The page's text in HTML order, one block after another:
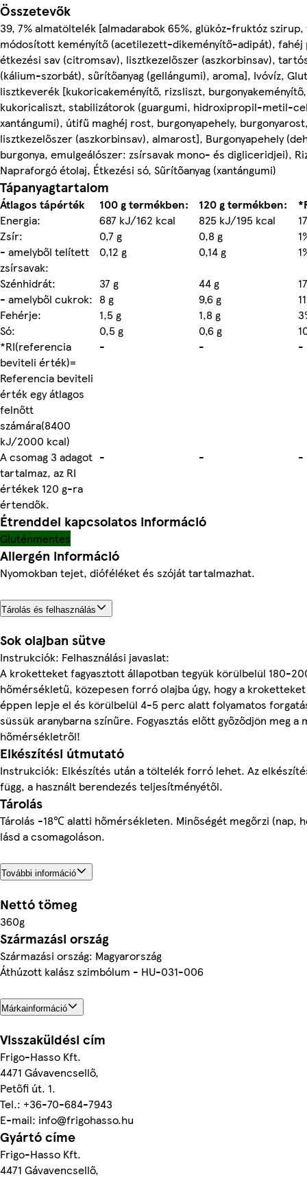
Összetevők
39, 7% almatöltelék [almadarabok 65%, glükóz-fruktóz
módosított keményítő (acetilezett-dikeményítő-adipát), fahéj
étkezési sav (citromsav), lisztkezelőszer (aszkorbinsav),
(kálium-szorbát), sűrítőanyag (gellángumi), aroma], Ivóvíz,
lisztkeverék [kukoricakeményítő, rizsliszt,
kukoricaliszt, stabilizátorok (guargumi, hidroxipropil-metil-
xantángumi), útifű maghéj rost, burgonyapehely,
lisztkezelőszer (aszkorbinsav), almarost], Burgonyapehely
burgonya, emulgeálószer: zsírsavak mono- és digliceridjei),
Napraforgó étolaj, Étkezési só, Sűrítőanyag (xantángumi)
Tápanyagtartalom
Átlagos tápérték 100 g termékben: 120 g termékben:
Energia:
687 kJ/162 kcal 825 kJ/195 kcal
Zsír:
0,7 g 0,8 g
- amelyből telített
zsírsavak:
0,12 g 0,14 g
Szénhidrát:
37 g 44 g
- amelyből cukrok: 8 g 9,6 g
Fehérje:
1,5 g 1,8 g
Só:
0,5 g 0,6 g
*RI(referencia
beviteli érték)=
Referencia beviteli
érték egy átlagos
felnőtt
számára(8400
kJ/2000 kcal)
- - -
A csomag 3 adagot
tartalmaz, az RI
értékek 120 g-ra
értendők.
- - -
Étrenddel kapcsolatos információ
Gluténmentes
Allergén információ
Nyomokban tejet, dióféléket és szóját tartalmazhat.
Tárolás és felhasználás
Sok olajban sütve
Instrukciók: Felhasználási javaslat:
A kroketteket fagyasztott állapotban tegyük körülbelül 180-
hőmérsékletű, közepesen forró olajba úgy, hogy a kroketteket
éppen lepje el és körülbelül 4-5 perc alatt folyamatos
süssük aranybarna színűre. Fogyasztás előtt győződjön meg a
hőmérsékletről!
Elkészítési útmutató
Instrukciók: Elkészítés után a töltelék forró lehet. Az
függ, a használt berendezés teljesítményétől.
Tárolás
Tárolás -18℃ alatti hőmérsékleten. Minőségét megőrzi (nap,
lásd a csomagoláson.
További információ
Nettó tömeg
360g
Származási ország
Származási ország: Magyarország
Áthúzott kalász szimbólum - HU-031-006
Márkainformáció
Visszaküldési cím
Frigo-Hasso Kft.
4471 Gávavencsellő,
Petőfi út. 1.
Tel.: +36-70-684-7943
E-mail: info@frigohasso.hu
Gyártó címe
Frigo-Hasso Kft.
4471 Gávavencsellő,